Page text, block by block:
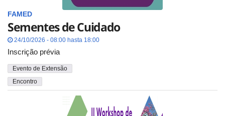
FAMED
Sementes de Cuidado
24/10/2026 - 08:00 hasta 18:00
Inscrição prévia
Evento de Extensão
Encontro